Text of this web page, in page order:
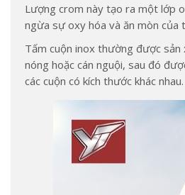
Lượng crom này tạo ra một lớp
ngừa sự oxy hóa và ăn mòn của
Tấm cuộn inox thường được
nóng hoặc cán nguội, sau đó
các cuộn có kích thước khác nhau.